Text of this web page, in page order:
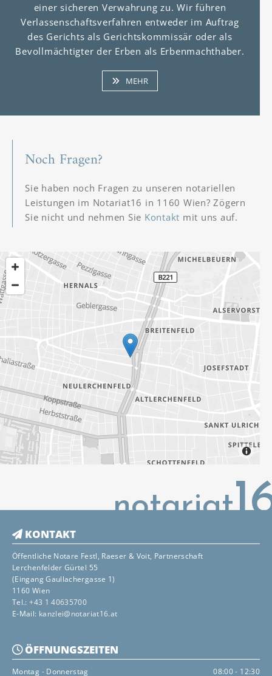
einer sicheren Verwahrung zu. Wir führen
Verlassenschaftsverfahren entweder im Auftrag
des Gerichts als Gerichtskommissär oder als
Bevollmächtigter der Erben als Erbenmachthaber.
MEHR
Noch Fragen?
Sie haben noch Fragen zu unseren notariellen
Leistungen im Notariat16 in 1160 Wien? Zögern
Sie nicht und nehmen Sie Kontakt mit uns auf.
notariat
 KONTAKT
Öffentliche Notare Festl, Raeser & Voit, Partnerschaft
Lerchenfelder Gürtel 55
(Eingang Gaullachergasse 1)
1160 Wien
Tel.:+43 1 40635700
E-Mail: kanzlei@notariat16.at
ÖFFNUNGSZEITEN
Montag - Donnerstag 08:00 - 12:30